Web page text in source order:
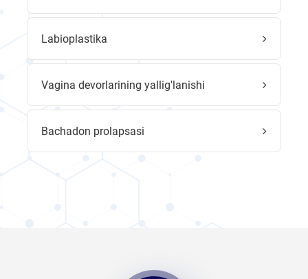
Labioplastika
Vagina devorlarining yallig'lanishi
Bachadon prolapsasi